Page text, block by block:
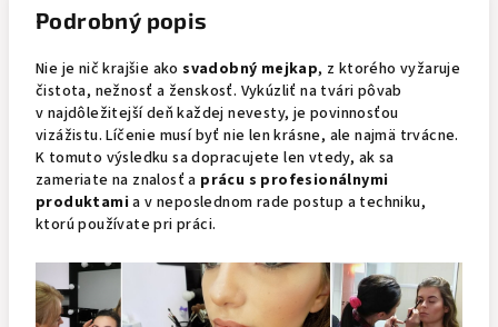
Podrobný popis
Nie je nič krajšie akosvadobný mejkap, z ktorého vyžaruje
čistota, nežnosť a ženskosť. Vykúzliť na tvári pôvab
v najdôležitejší deň každej nevesty, je povinnosťou
vizážistu. Líčenie musí byť nie len krásne, ale najmä trvácne.
K tomuto výsledku sa dopracujete len vtedy, ak sa
zameriate na znalosť a prácu s profesionálnymi
produktami a v neposlednom rade postup a techniku,
ktorú používate pri práci.